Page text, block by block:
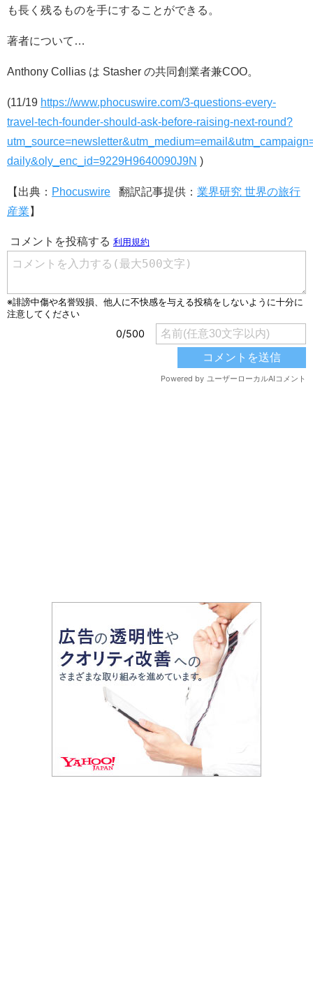
も長く残るものを手にすることができる。
著者について…
Anthony Collias は Stasher の共同創業者兼COO。
(11/19 https://www.phocuswire.com/3-questions-every-
travel-tech-founder-should-ask-before-raising-next-round?
daily&oly_enc_id=9229H9640090J9N )
【出典： Phocuswire 翻訳記事提供： ​業界研究 世界の旅行
産業 】